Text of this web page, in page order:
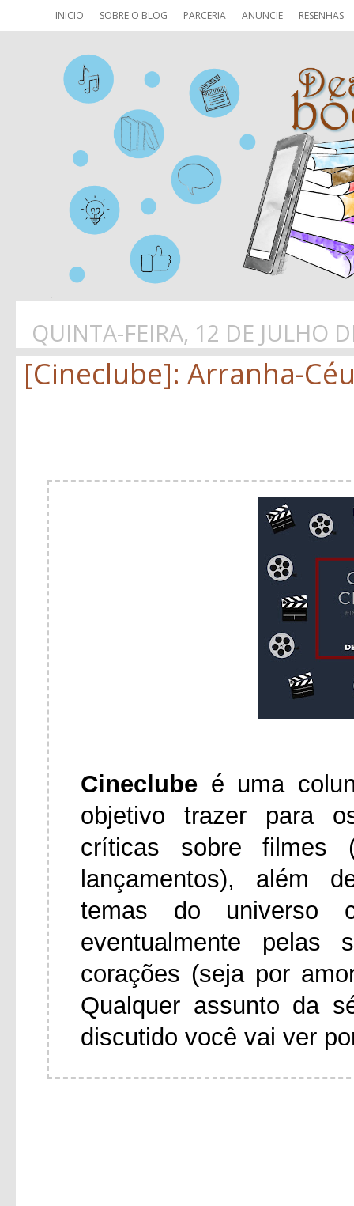
INICIO SOBRE O BLOG PARCERIA ANUNCIE RESENHAS
QUINTA-FEIRA, 12 DE JULHO
[Cineclube]: Arranha-
Cineclube é uma
objetivo trazer para
críticas sobre
lançamentos), além
temas do universo
eventualmente pelas
corações (seja por
Qualquer assunto da
discutido você vai ver